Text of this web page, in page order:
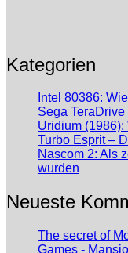
Kategorien
Intel 80386:
Sega
Uridium
Turbo Esprit –
Nascom 2: Als
wurden
Neueste
The secret of
Games -